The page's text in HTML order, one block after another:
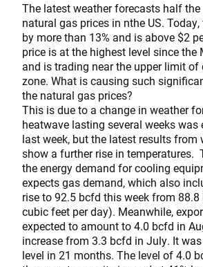
The latest weather forecasts half
natural gas prices in nthe US.
by more than 13% and is above $2
price is at the highest level since the
and is trading near the upper limit
zone. What is causing such
the natural gas prices?
This is due to a change in weather
heatwave lasting several weeks was
last week, but the latest results from
show a further rise in temperatures.
the energy demand for cooling
expects gas demand, which also
rise to 92.5 bcfd this week from
cubic feet per day). Meanwhile,
expected to amount to 4.0 bcfd in
increase from 3.3 bcfd in July. It
level in 21 months. The level of 4.0